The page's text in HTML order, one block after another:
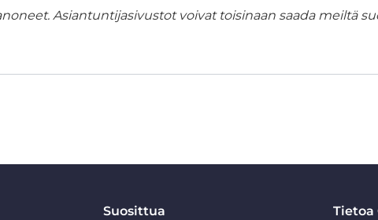
Asiantuntijasivustot voivat toisinaan saada meiltä
Suosittua Tietoa